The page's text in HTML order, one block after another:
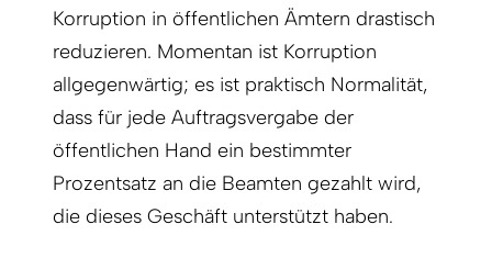
Korruption in öffentlichen Ämtern drastisch
reduzieren. Momentan ist Korruption
allgegenwärtig; es ist praktisch Normalität,
dass für jede Auftragsvergabe der
öffentlichen Hand ein bestimmter
Prozentsatz an die Beamten gezahlt wird,
die dieses Geschäft unterstützt haben.